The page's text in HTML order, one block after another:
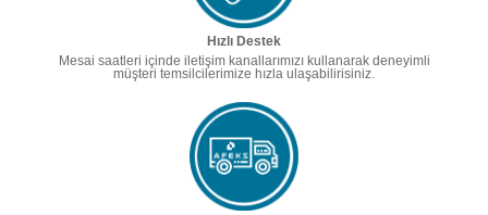
Hızlı Destek
Mesai saatleri içinde iletişim kanallarımızı kullanarak deneyimli
müşteri temsilcilerimize hızla ulaşabilirisiniz.